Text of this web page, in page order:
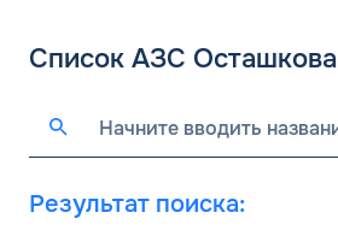
Список АЗС Осташкова
Результат поиска: